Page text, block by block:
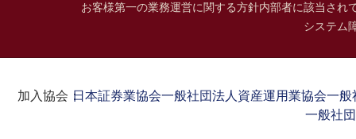
お客様第一の業務運営に関する方針内部者に該当され
システム
加入協会：日本証券業協会一般社団法人資産運用業協会一般
一般社